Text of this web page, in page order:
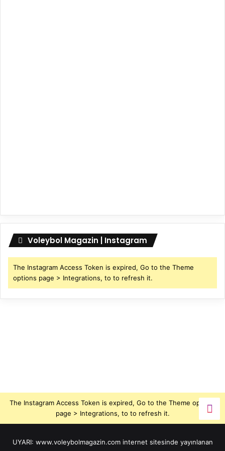
Voleybol Magazin | Instagram
The Instagram Access Token is expired, Go to the Theme
options page > Integrations, to to refresh it.
The Instagram Access Token is expired, Go to the Theme options
page > Integrations, to to refresh it.
UYARI: www.voleybolmagazin.com internet sitesinde yayınlanan